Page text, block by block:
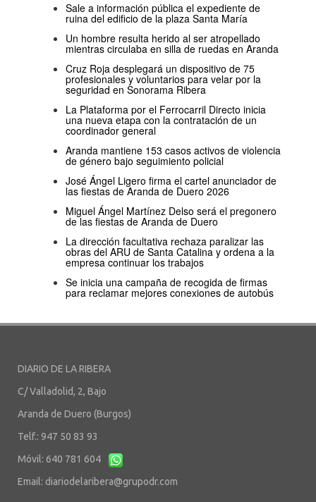
Sale a información pública el expediente de
ruina del edificio de la plaza Santa María
Un hombre resulta herido al ser atropellado
mientras circulaba en silla de ruedas en Aranda
Cruz Roja desplegará un dispositivo de 75
profesionales y voluntarios para velar por la
seguridad en Sonorama Ribera
La Plataforma por el Ferrocarril Directo inicia
una nueva etapa con la contratación de un
coordinador general
Aranda mantiene 153 casos activos de violencia
de género bajo seguimiento policial
José Ángel Ligero firma el cartel anunciador de
las fiestas de Aranda de Duero 2026
Miguel Ángel Martínez Delso será el pregonero
de las fiestas de Aranda de Duero
La dirección facultativa rechaza paralizar las
obras del ARU de Santa Catalina y ordena a la
empresa continuar los trabajos
Se inicia una campaña de recogida de firmas
para reclamar mejores conexiones de autobús
DIARIO DE LA RIBERA
C/ Valladolid, 2, Bajo
Aranda de Duero (Burgos)
Telf.: 947 50 83 93
Móvil: 640 781 604
Email: diariodelaribera@grupodr.com